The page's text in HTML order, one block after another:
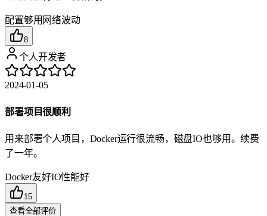
配置够用 网络波动
8
个人开发者
2024-01-05
部署项目很顺利
用来部署个人项目，Docker运行很流畅，磁盘IO也够用。续费
了一年。
Docker友好IO性能好
15
查看全部评价